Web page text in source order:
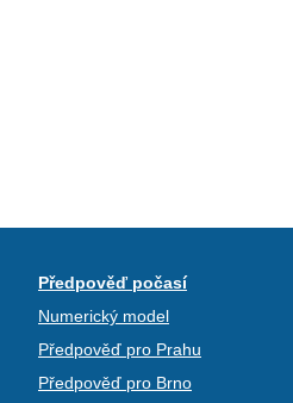
Předpověď počasí
Numerický model
Předpověď pro Prahu
Předpověď pro Brno